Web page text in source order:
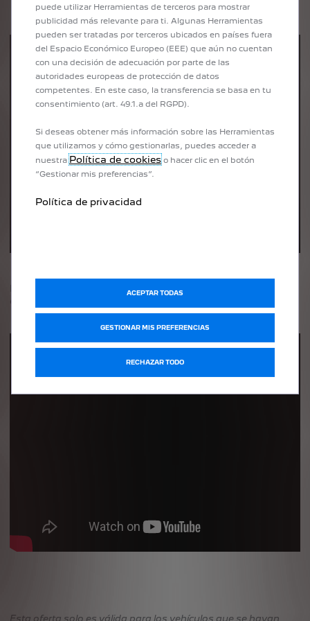
No olvides activar las actualizaciones inalámbricas para
disfrutar de una conexión fluida.
Esta oferta solo es válida para los vehículos que se hayan
puede utilizar Herramientas de terceros para mostrar
publicidad más relevante para ti. Algunas Herramientas
pueden ser tratadas por terceros ubicados en países fuera
del Espacio Económico Europeo (EEE) que aún no cuentan
con una decisión de adecuación por parte de las
autoridades europeas de protección de datos
competentes. En este caso, la transferencia se basa en tu
consentimiento (art. 49.1.a del RGPD).
Si deseas obtener más información sobre las Herramientas
que utilizamos y cómo gestionarlas, puedes acceder a
nuestraPolítica de cookieso hacer clic en el botón
“Gestionar mis preferencias”.
Política de privacidad
GESTIONAR MIS PREFERENCIAS
ACEPTAR TODAS
RECHAZAR TODO